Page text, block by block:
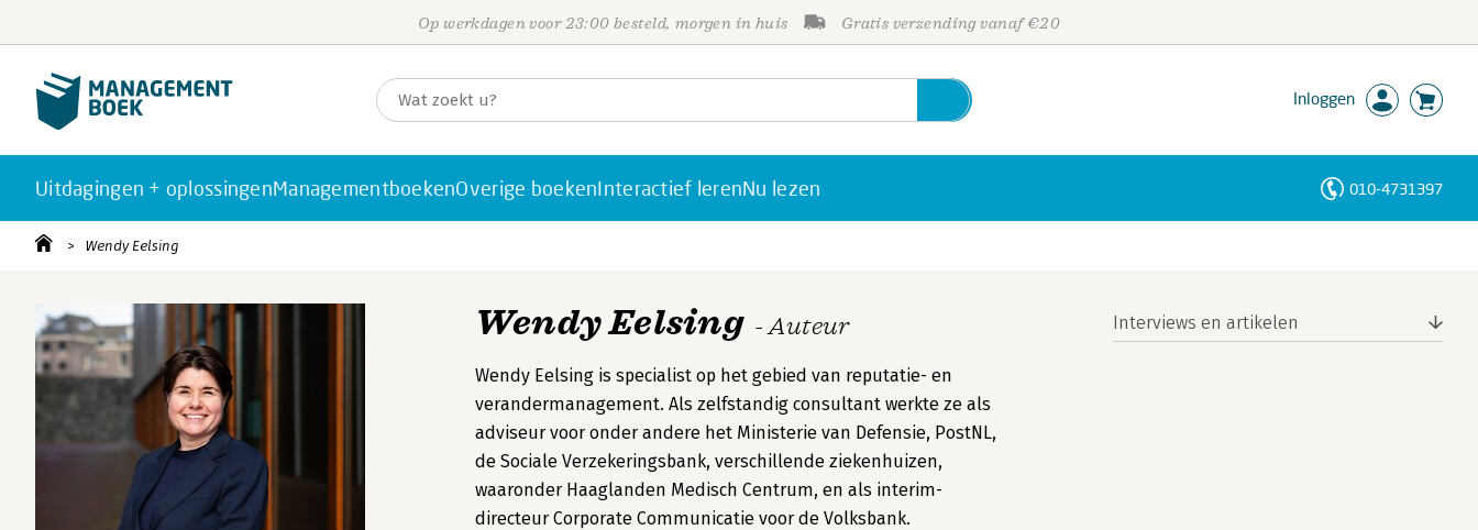
Op werkdagen voor 23:00 besteld, morgen in huis Gratis verzending vanaf €20
Inloggen
Uitdagingen + oplossingenManagementboekenOverige boekenInteractief lerenNu lezen 010-4731397
Wendy Eelsing
Wendy Eelsing - Auteur
Wendy Eelsing is specialist op het gebied van reputatie- en
verandermanagement. Als zelfstandig consultant werkte ze als
adviseur voor onder andere het Ministerie van Defensie, PostNL,
de Sociale Verzekeringsbank, verschillende ziekenhuizen,
waaronder Haaglanden Medisch Centrum, en als interim-
directeur Corporate Communicatie voor de Volksbank.
Interviews en artikelen
Personen